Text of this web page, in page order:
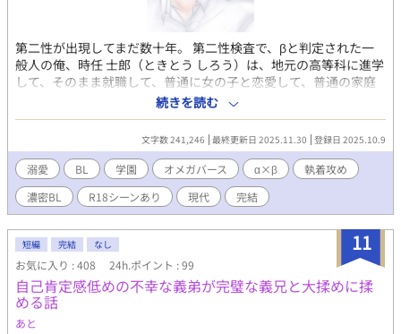
第二性が出現してまだ数十年。 第二性検査で、βと判定された一
般人の俺、時任 士郎（ときとう しろう）は、地元の高等科に進学
して、そのまま就職して、普通に女の子と恋愛して、普通の家庭
を築いて、そのまま平凡で、だけど幸せな一生を終えるものかと
思っていた。 一個上のお兄ちゃん的存在である幼馴染から、ある
日突然αが通う学院に進学する、と告げられた日から俺の人生は少
しずつ、変わっていったような気がする。 「何度言ったら分か
る？お前は、俺から、絶対に逃げられない。」 分かってる。逃げ
られないことは。 何なら、もう、既に、囚われてる。 でも未来を
考えると、これは間違ってる気持ちだと、自然とブレーキがかか
る。 だって、俺は、Ωじゃない。 先輩には運命の番がいつか現れ
る。 俺が邪魔しちゃいけない。 この気持ちは、蓋を、しないと、
いけない。 でも、俺は、ほんとは。 真面目で純粋なβと人に全く
興味がなかったαの 不器用なラブストーリーです。
続きを読む
文字数 241,246 最終更新日 2025.11.30 登録日 2025.10.9
溺愛 BL 学園 オメガバース α×β
執着攻め
濃密BL
R18シーンあり 現代 完結
11
短編 完結 なし
お気に入り : 408 24h.ポイント : 99
自己肯定感低めの不幸な義弟が完璧な義兄と大揉めに揉
める話
あと